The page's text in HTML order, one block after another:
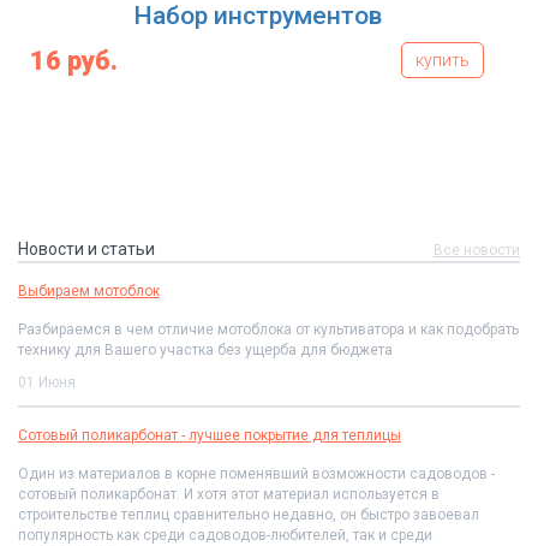
купить
Бетономешалка PROFI
800 W
Новости и статьи Все новости
Выбираем мотоблок
Разбираемся в чем отличие мотоблока от культиватора и как подобрать
технику для Вашего участка без ущерба для бюджета
01 Июня
Сотовый поликарбонат - лучшее покрытие для теплицы
Один из материалов в корне поменявший возможности садоводов -
сотовый поликарбонат. И хотя этот материал используется в
строительстве теплиц сравнительно недавно, он быстро завоевал
популярность как среди садоводов-любителей, так и среди